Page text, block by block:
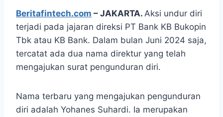
Beritafintech.com – JAKARTA. Aksi undur diri
terjadi pada jajaran direksi PT Bank KB Bukopin
Tbk atau KB Bank. Dalam bulan Juni 2024 saja,
tercatat ada dua nama direktur yang telah
mengajukan surat pengunduran diri.
Nama terbaru yang mengajukan pengunduran
diri adalah Yohanes Suhardi. Ia merupakan